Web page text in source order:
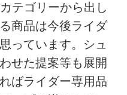
テゴリーから出し
商品は今後ライダ
っています。シュ
せた提案等も展開
ばライダー専用品